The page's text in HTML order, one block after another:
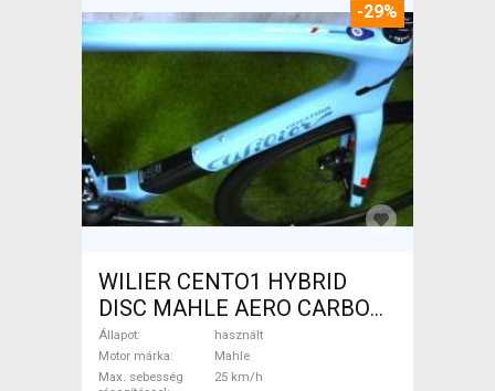
-29%
WILIER CENTO1 HYBRID
DISC MAHLE AERO CARBON
kerekek XL Elektromos
Országúti / Gravel Mahle
Állapot
használt
Motor márka
Mahle
Max. sebesség
25 km/h